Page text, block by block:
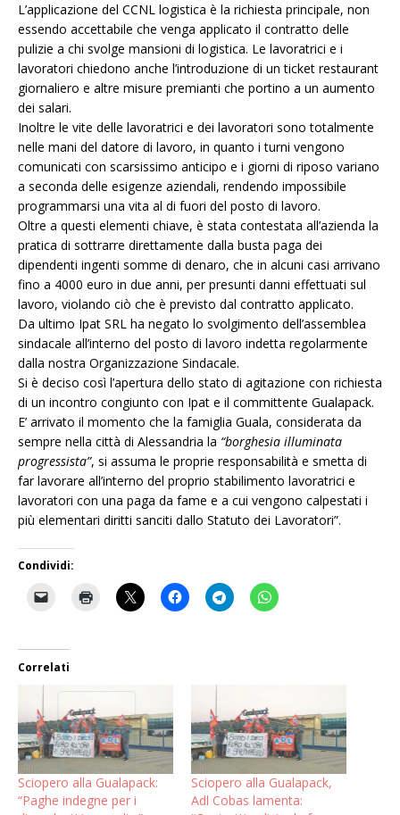
L’applicazione del CCNL logistica è la richiesta principale, non
essendo accettabile che venga applicato il contratto delle
pulizie a chi svolge mansioni di logistica. Le lavoratrici e i
lavoratori chiedono anche l’introduzione di un ticket restaurant
giornaliero e altre misure premianti che portino a un aumento
dei salari.
Inoltre le vite delle lavoratrici e dei lavoratori sono totalmente
nelle mani del datore di lavoro, in quanto i turni vengono
comunicati con scarsissimo anticipo e i giorni di riposo variano
a seconda delle esigenze aziendali, rendendo impossibile
programmarsi una vita al di fuori del posto di lavoro.
Oltre a questi elementi chiave, è stata contestata all’azienda la
pratica di sottrarre direttamente dalla busta paga dei
dipendenti ingenti somme di denaro, che in alcuni casi arrivano
fino a 4000 euro in due anni, per presunti danni effettuati sul
lavoro, violando ciò che è previsto dal contratto applicato.
Da ultimo Ipat SRL ha negato lo svolgimento dell’assemblea
sindacale all’interno del posto di lavoro indetta regolarmente
dalla nostra Organizzazione Sindacale.
Si è deciso così l’apertura dello stato di agitazione con richiesta
di un incontro congiunto con Ipat e il committente Gualapack.
E’ arrivato il momento che la famiglia Guala, considerata da
sempre nella città di Alessandria la “borghesia illuminata
progressista”, si assuma le proprie responsabilità e smetta di
far lavorare all’interno del proprio stabilimento lavoratrici e
lavoratori con una paga da fame e a cui vengono calpestati i
più elementari diritti sanciti dallo Statuto dei Lavoratori”.
Condividi:
Correlati
Sciopero alla Gualapack:
“Paghe indegne per i
Sciopero alla Gualapack,
Adl Cobas lamenta: